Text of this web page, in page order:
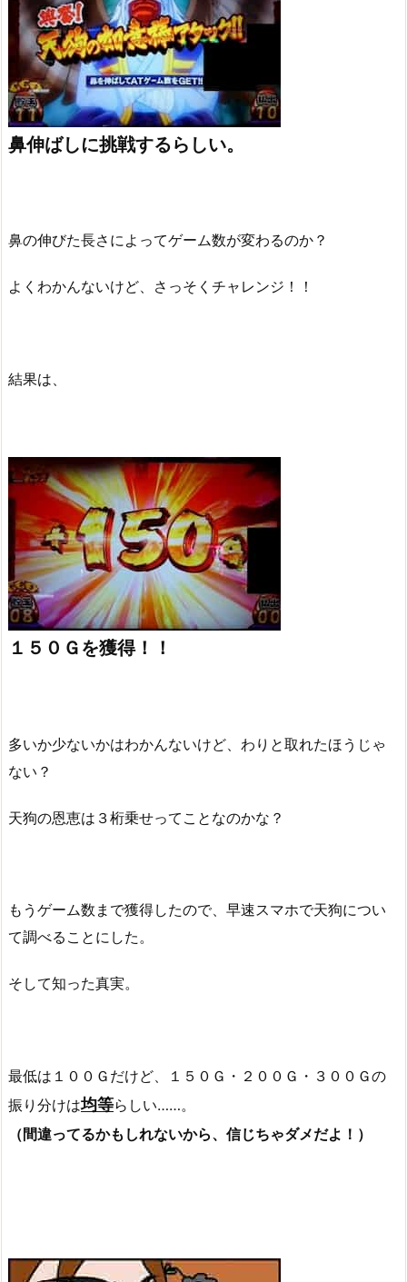
鼻伸ばしに挑戦するらしい。
鼻の伸びた長さによってゲーム数が変わるのか？
よくわかんないけど、さっそくチャレンジ！！
結果は、
１５０Ｇを獲得！！
多いか少ないかはわかんないけど、わりと取れたほうじゃ
ない？
天狗の恩恵は３桁乗せってことなのかな？
もうゲーム数まで獲得したので、早速スマホで天狗につい
て調べることにした。
そして知った真実。
最低は１００Ｇだけど、１５０Ｇ・２００Ｇ・３００Ｇの
振り分けは均等らしい……。
（間違ってるかもしれないから、信じちゃダメだよ！）